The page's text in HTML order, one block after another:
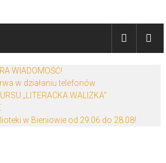
WIADOMOŚĆ!
w działaniu telefonów
„LITERACKA WALIZKA”
w Bieniowie od 29.06 do 28.08!